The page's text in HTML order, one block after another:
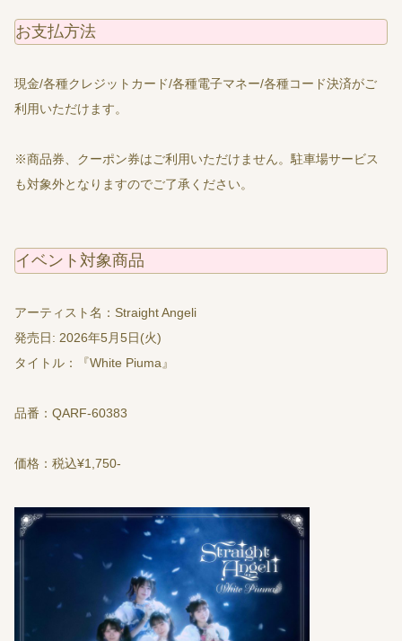
お支払方法
現金/各種クレジットカード/各種電子マネー/各種コード決済がご
利用いただけます。
※商品券、クーポン券はご利用いただけません。駐車場サービス
も対象外となりますのでご了承ください。
イベント対象商品
アーティスト名：Straight Angeli
発売日: 2026年5月5日(火)
タイトル：『White Piuma』
品番：QARF-60383
価格：税込¥1,750-